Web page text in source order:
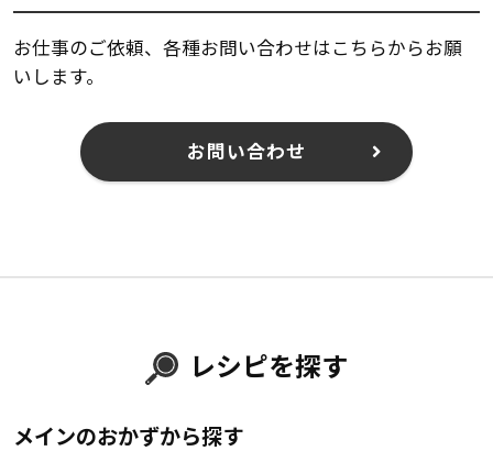
お仕事のご依頼、各種お問い合わせはこちらからお願
いします。
お問い合わせ
レシピを探す
メインのおかずから探す